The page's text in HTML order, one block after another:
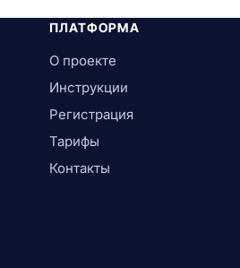
ПЛАТФОРМА
О проекте
Инструкции
Регистрация
Тарифы
Контакты